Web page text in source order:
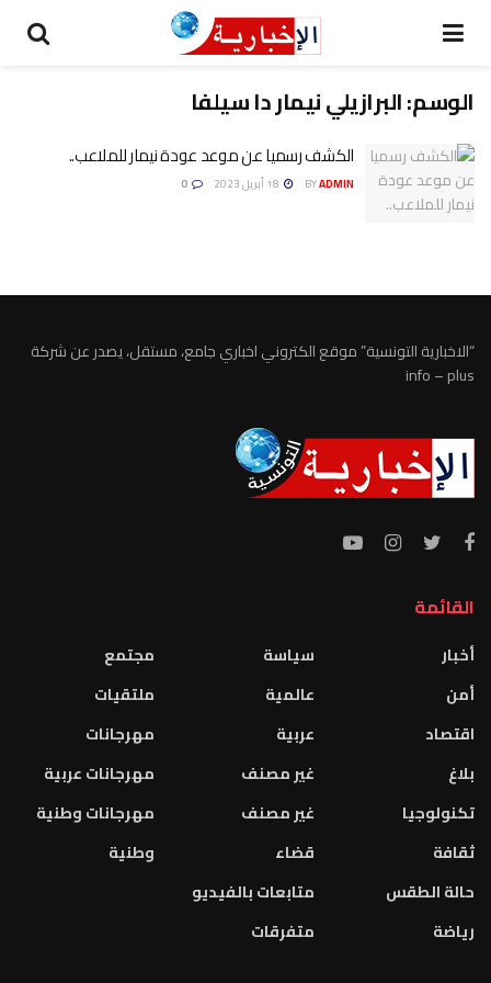
الوسم:البرازيلي نيمار دا سيلفا
الكشف رسميا عن موعد عودة نيمار للملاعب..
BYADMIN
“الاخبارية التونسية” موقع الكتروني اخباري جامع، مستقل، يصدر عن شركة
info – plus
القائمة
أخبار
أمن
اقتصاد
بلاغ
تكنولوجيا
ثقافة
حالة الطقس
رياضة
سياسة
عالمية
عربية
غير مصنف
غير مصنف
قضاء
متابعات بالفيديو
متفرقات
مجتمع
ملتقيات
مهرجانات
مهرجانات عربية
مهرجانات وطنية
وطنية